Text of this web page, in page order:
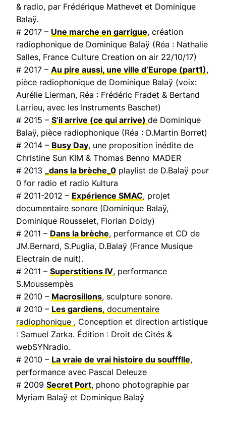
& radio, par Frédérique Mathevet et Dominique
Balaÿ.
# 2017 – Une marche en garrigue, création
radiophonique de Dominique Balaÿ (Réa : Nathalie
Salles, France Culture Creation on air 22/10/17)
# 2017 – Au pire aussi, une ville d’Europe (part1),
pièce radiophonique de Dominique Balaÿ (voix:
Aurélie Lierman, Réa : Frédéric Fradet & Bertand
Larrieu, avec les Instruments Baschet)
# 2015 – S’il arrive (ce qui arrive) de Dominique
Balaÿ, pièce radiophonique (Réa : D.Martin Borret)
# 2014 – Busy Day, une proposition inédite de
Christine Sun KIM & Thomas Benno MADER
# 2013
_dans la brèche_0 playlist de D.Balaÿ pour
0 for radio et radio Kultura
# 2011-2012 – Expérience SMAC, projet
documentaire sonore (Dominique Balaÿ,
Dominique Rousselet, Florian Doidy)
# 2011 – Dans la brèche, performance et CD de
JM.Bernard, S.Puglia, D.Balaÿ (France Musique
Electrain de nuit).
# 2011 – Superstitions IV, performance
S.Moussempès
# 2010 – Macrosillons, sculpture sonore.
# 2010 – Les gardiens, documentaire
radiophonique , Conception et direction artistique
: Samuel Zarka. Édition : Droit de Cités &
webSYNradio.
# 2010 – La vraie de vrai histoire du souffflle,
performance avec Pascal Deleuze
# 2009 Secret Port, phono photographie par
Myriam Balaÿ et Dominique Balaÿ